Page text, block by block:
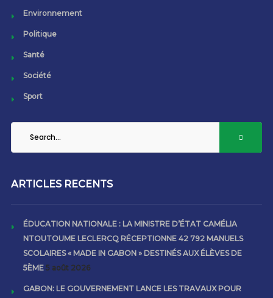
Environnement
Politique
Santé
Société
Sport
ARTICLES RECENTS
ÉDUCATION NATIONALE : LA MINISTRE D’ÉTAT CAMÉLIA
NTOUTOUME LECLERCQ RÉCEPTIONNE 42 792 MANUELS
SCOLAIRES « MADE IN GABON » DESTINÉS AUX ÉLÈVES DE
5ÈME 5 août 2026
GABON: LE GOUVERNEMENT LANCE LES TRAVAUX POUR